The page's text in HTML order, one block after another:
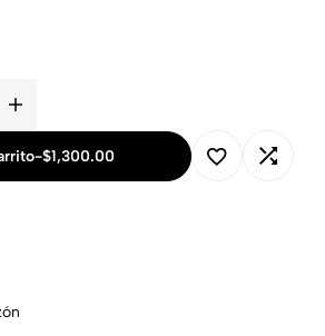
botón de "descargar" una sola vez y
la descarga. Recomendamos
-$1,300.00